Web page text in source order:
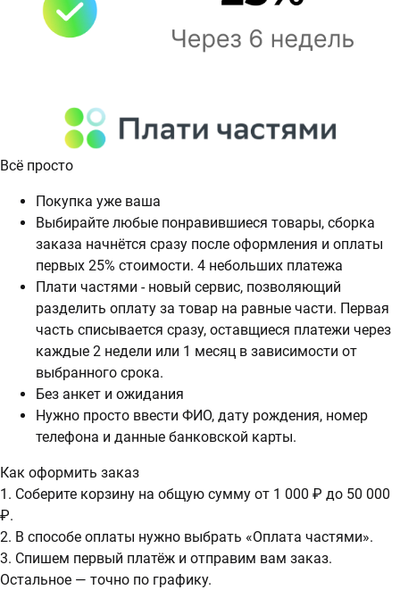
Всё просто
Покупка уже ваша
Выбирайте любые понравившиеся товары, сборка
заказа начнётся сразу после оформления и оплаты
первых 25% стоимости. 4 небольших платежа
Плати частями - новый сервис, позволяющий
разделить оплату за товар на равные части. Первая
часть списывается сразу, оставщиеся платежи через
каждые 2 недели или 1 месяц в зависимости от
выбранного срока.
Без анкет и ожидания
Нужно просто ввести ФИО, дату рождения, номер
телефона и данные банковской карты.
Как оформить заказ
1. Соберите корзину на общую сумму от 1 000 ₽ до 50 000
₽.
2. В способе оплаты нужно выбрать «Оплата частями».
3. Спишем первый платёж и отправим вам заказ.
Остальное — точно по графику.